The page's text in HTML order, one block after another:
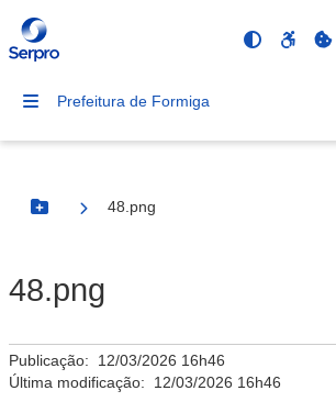
Prefeitura de Formiga
Botão Menu
48.png
48.png
Publicação: 12/03/2026 16h46
Última modificação: 12/03/2026 16h46